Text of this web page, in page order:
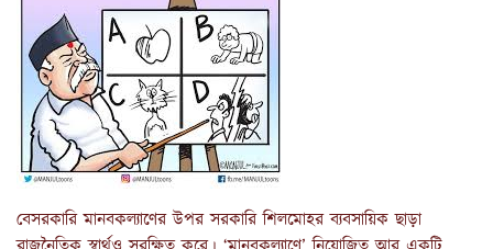
বেসরকারি মানবকল্যাণের উপর সরকারি শিলমোহর ব্যবসায়িক ছাড়া